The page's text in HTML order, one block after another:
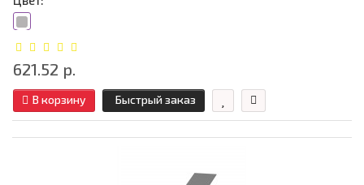
621.52 р.
В корзину Быстрый заказ